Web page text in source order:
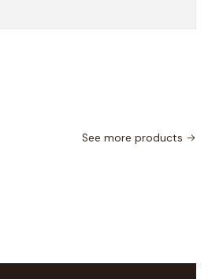
See more products